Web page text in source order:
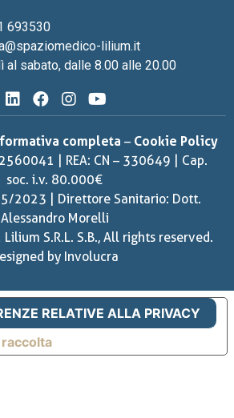
693530
lilium.it
al sabato, dalle 8.00 alle 20.00
completa – Cookie Policy
| REA: CN – 330649 | Cap.
soc. i.v. 80.000€
2023 | Direttore Sanitario: Dott.
Alessandro Morelli
S.R.L. S.B., All rights reserved.
by Involucra
RELATIVE ALLA PRIVACY